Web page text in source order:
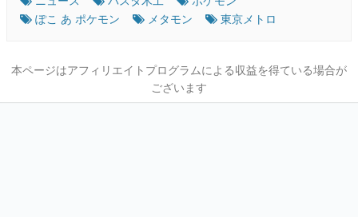
ぽこ あ ポケモン
メタモン 東京メトロ
本ページはアフィリエイトプログラムによる収益を得ている場合が
ございます